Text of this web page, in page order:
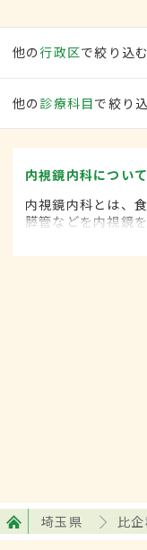
他の行政区で絞り込む
他の 診療科目で絞り
内視鏡内科について
内視鏡内科とは、
膵管などを内視鏡
埼玉県 比